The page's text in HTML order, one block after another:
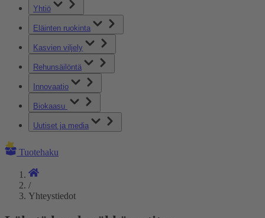
Yhtiö
Eläinten ruokinta
Kasvien viljely
Rehunsäilöntä
Innovaatio
Biokaasu
Uutiset ja media
Tuotehaku
/
Yhteystiedot